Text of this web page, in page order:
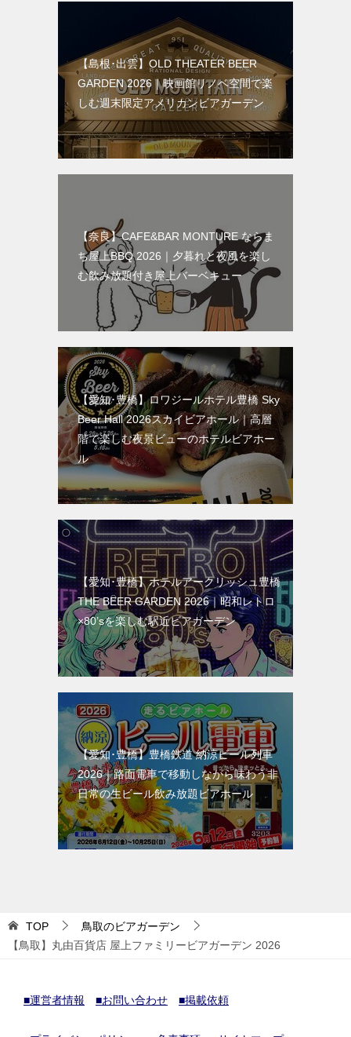
【島根･出雲】OLD THEATER BEER
GARDEN 2026｜映画館リノベ空間で楽
しむ週末限定アメリカンビアガーデン
【奈良】CAFE&BAR MONTURE ならま
ち屋上BBQ 2026｜夕暮れと夜風を楽し
む飲み放題付き屋上バーベキュー
【愛知･豊橋】ロワジールホテル豊橋 Sky
Beer Hall 2026スカイビアホール｜高層
階で楽しむ夜景ビューのホテルビアホー
ル
【愛知･豊橋】ホテルアークリッシュ豊橋
THE BEER GARDEN 2026｜昭和レトロ
×80’sを楽しむ駅近ビアガーデン
【愛知･豊橋】豊橋鉄道 納涼ビール列車
2026｜路面電車で移動しながら味わう非
日常の生ビール飲み放題ビアホール
TOP
鳥取のビアガーデン
【鳥取】丸由百貨店 屋上ファミリービアガーデン 2026
■運営者情報 ■お問い合わせ ■掲載依頼